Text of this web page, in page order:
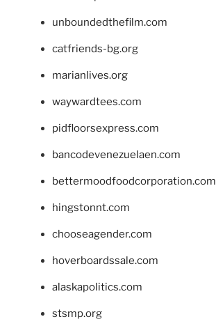
unboundedthefilm.com
catfriends-bg.org
marianlives.org
waywardtees.com
pidfloorsexpress.com
bancodevenezuelaen.com
bettermoodfoodcorporation.com
hingstonnt.com
chooseagender.com
hoverboardssale.com
alaskapolitics.com
stsmp.org